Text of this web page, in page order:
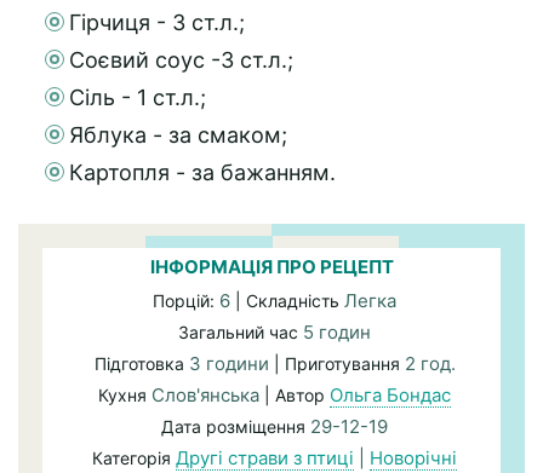
Гірчиця - 3 ст.л.;
Соєвий соус -3 ст.л.;
Сіль - 1 ст.л.;
Яблука - за смаком;
Картопля - за бажанням.
ІНФОРМАЦІЯ ПРО РЕЦЕПТ
Порцій: 6 | Складність Легка
Загальний час 5 годин
Підготовка 3 години | Приготування 2 год.
Кухня Слов'янська | Автор Ольга Бондас
Дата розміщення 29-12-19
Категорія Другі страви з птиці
Новорічні